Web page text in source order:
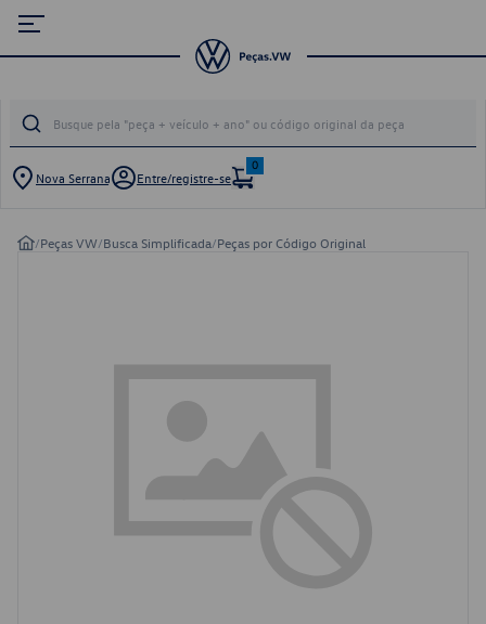
Nova Serrana Entre/registre-se
0
/Peças VW/Busca Simplificada/Peças por Código Original